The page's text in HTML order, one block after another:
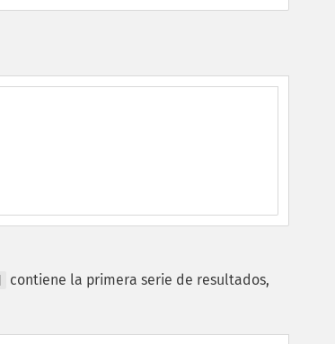
contiene la primera serie de resultados,